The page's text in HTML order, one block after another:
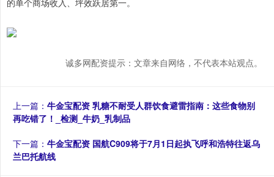
诚多网配资提示：文章来自网络，不代表本站观点。
上一篇： 牛金宝配资 乳糖不耐受人群饮食避雷指南：这些食物别
再吃错了！_检测_牛奶_乳制品
下一篇： 牛金宝配资 国航C909将于7月1日起执飞呼和浩特往返乌
兰巴托航线